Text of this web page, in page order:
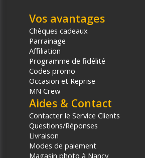
Vos avantages
Chèques cadeaux
Parrainage
Affiliation
Programme de fidélité
Codes promo
Occasion et Reprise
MN Crew
Aides & Contact
Contacter le Service Clients
Questions/Réponses
Livraison
Modes de paiement
Magasin photo à Nancy